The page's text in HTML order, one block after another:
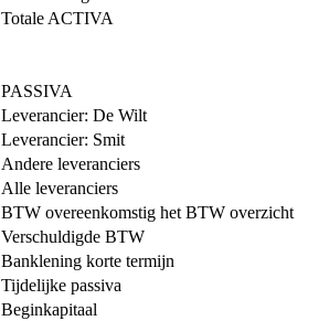
Totale ACTIVA
PASSIVA
Leverancier: De Wilt
Leverancier: Smit
Andere leveranciers
Alle leveranciers
BTW overeenkomstig het BTW overzicht
Verschuldigde BTW
Banklening korte termijn
Tijdelijke passiva
Beginkapitaal